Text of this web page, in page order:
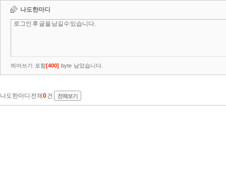
나도한마디
띄어쓰기 포함[400] byte 남았습니다.
나도한마디 전체 0건 전체보기